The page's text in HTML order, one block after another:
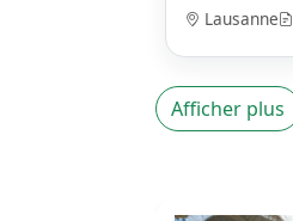
Lausanne
Afficher plus